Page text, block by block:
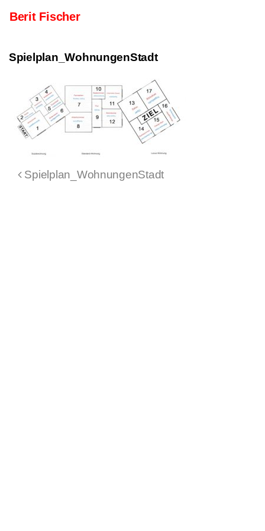
Main Navigation
Berit Fischer
Spielplan_WohnungenStadt
Post navigation
Spielplan_WohnungenStadt